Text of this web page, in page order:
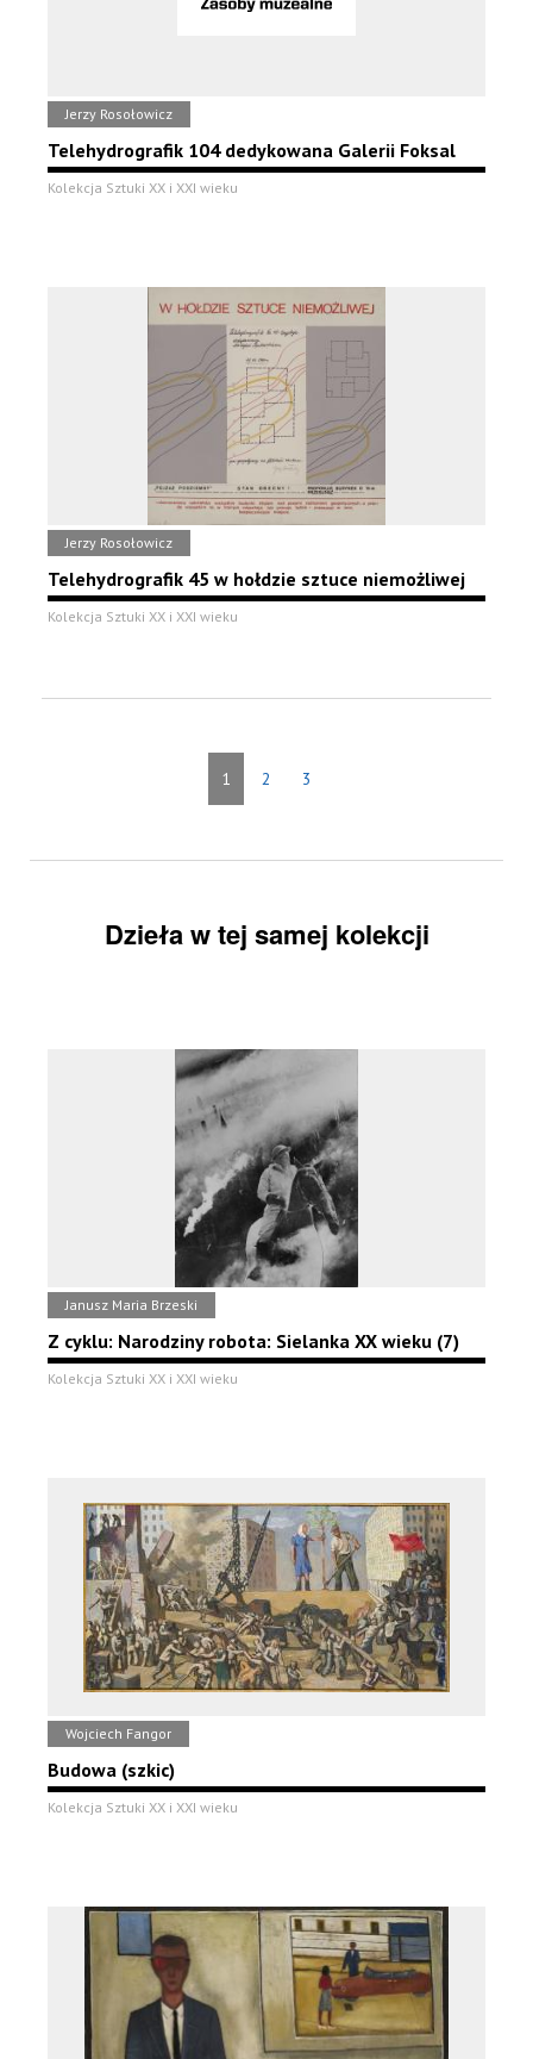
Jerzy Rosołowicz
Telehydrografik 104 dedykowana Galerii Foksal
Kolekcja Sztuki XX i XXI wieku
Jerzy Rosołowicz
Telehydrografik 45 w hołdzie sztuce niemożliwej
Kolekcja Sztuki XX i XXI wieku
1 2 3
Dzieła w tej samej kolekcji
Janusz Maria Brzeski
Z cyklu: Narodziny robota: Sielanka XX wieku (7)
Kolekcja Sztuki XX i XXI wieku
Wojciech Fangor
Budowa (szkic)
Kolekcja Sztuki XX i XXI wieku